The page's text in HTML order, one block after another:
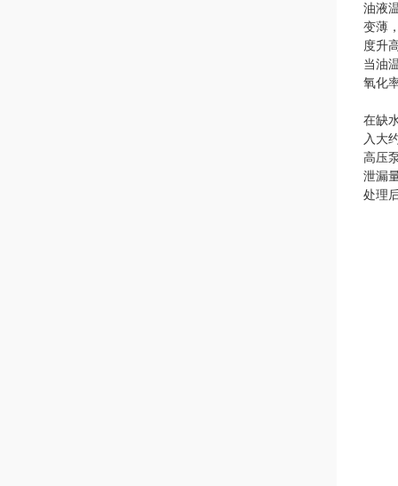
油液
变薄
度升
当油
氧化
在缺
入大
高压
泄漏
处理